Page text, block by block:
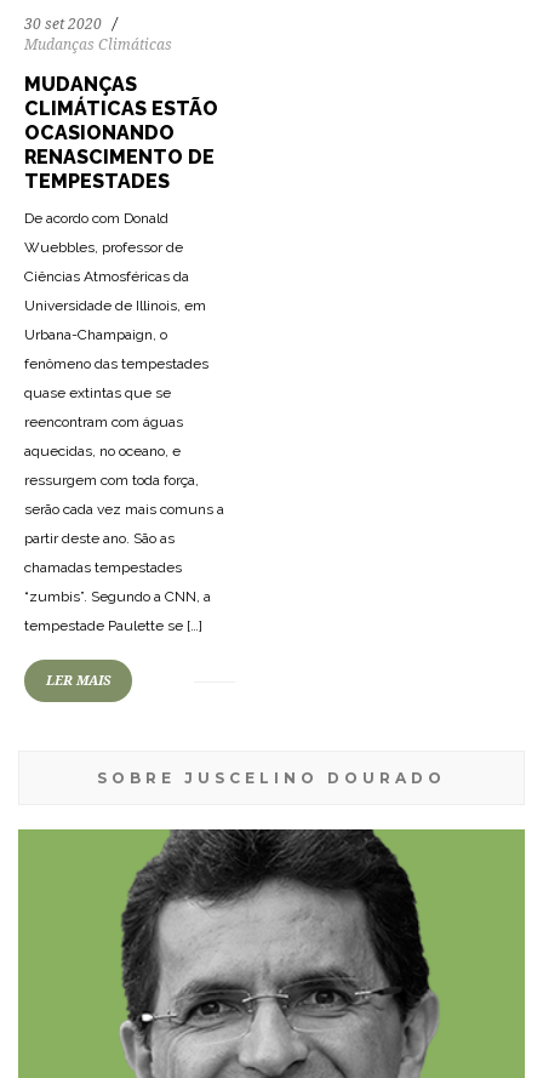
30 set 2020
Mudanças Climáticas
MUDANÇAS
CLIMÁTICAS ESTÃO
OCASIONANDO
RENASCIMENTO DE
TEMPESTADES
De acordo com Donald
Wuebbles, professor de
Ciências Atmosféricas da
Universidade de Illinois, em
Urbana-Champaign, o
fenômeno das tempestades
quase extintas que se
reencontram com águas
aquecidas, no oceano, e
ressurgem com toda força,
serão cada vez mais comuns a
partir deste ano. São as
chamadas tempestades
“zumbis”. Segundo a CNN, a
tempestade Paulette se […]
LER MAIS
SOBRE JUSCELINO DOURADO